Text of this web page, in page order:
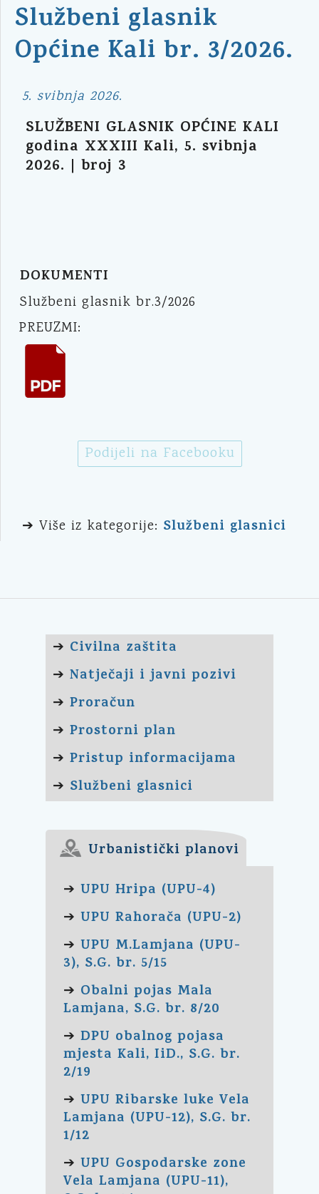
Službeni glasnik
Općine Kali br. 3/2026.
5. svibnja 2026.
SLUŽBENI GLASNIK OPĆINE KALI
godina XXXIII Kali, 5. svibnja
2026. | broj 3
DOKUMENTI
Službeni glasnik br.3/2026
PREUZMI:
Podijeli na Facebooku
➔ Više iz kategorije: Službeni glasnici
➔ Civilna zaštita
➔ Natječaji i javni pozivi
➔ Proračun
➔ Prostorni plan
➔ Pristup informacijama
➔ Službeni glasnici
Urbanistički planovi
➔ UPU Hripa (UPU-4)
➔ UPU Rahorača (UPU-2)
➔ UPU M.Lamjana (UPU-
3), S.G. br. 5/15
➔ Obalni pojas Mala
Lamjana, S.G. br. 8/20
➔ DPU obalnog pojasa
mjesta Kali, IiD., S.G. br.
2/19
➔ UPU Ribarske luke Vela
Lamjana (UPU-12), S.G. br.
1/12
➔ UPU Gospodarske zone
Vela Lamjana (UPU-11),